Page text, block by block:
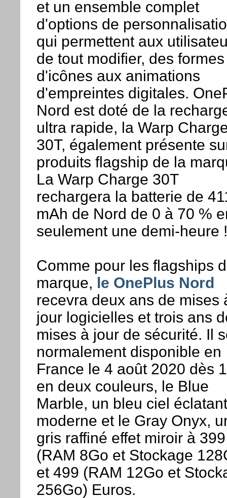
et un ensemble complet
d'options de
qui permettent aux
de tout modifier, des formes
d'icônes aux animations
d'empreintes digitales.
Nord est doté de la
ultra rapide, la Warp
30T, également présente
produits flagship de la
La Warp Charge 30T
rechargera la batterie de
mAh de Nord de 0 à 70 %
seulement une demi-heure !
Comme pour les flagships
marque, le OnePlus Nord
recevra deux ans de mises
jour logicielles et trois ans
mises à jour de sécurité. Il
normalement disponible en
France le 4 août 2020 dès
en deux couleurs, le Blue
Marble, un bleu ciel
moderne et le Gray Onyx,
gris raffiné effet miroir à 399
(RAM 8Go et Stockage
et 499 (RAM 12Go et
256Go) Euros.